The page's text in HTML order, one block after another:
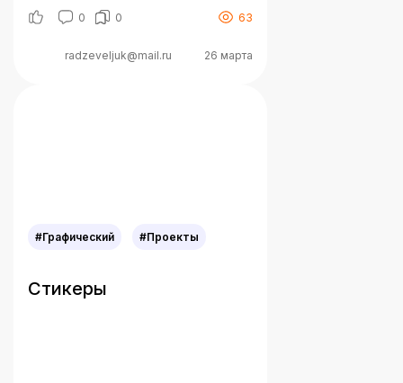
мрачного стиля и готической
эстетики, увлечённые темой
Ценители оригинальных
продуктов, которые отразят их
0 0 63
radzeveljuk@mail.ru 26 марта
#Графический #Проекты
Стикеры